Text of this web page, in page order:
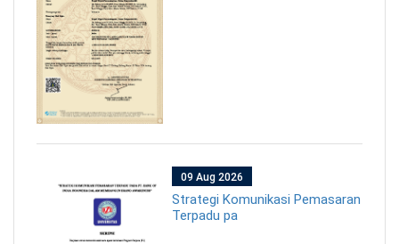
09 Aug 2026
Strategi Komunikasi Pemasaran
Terpadu pa